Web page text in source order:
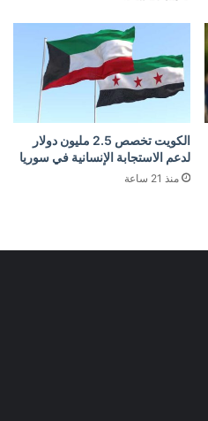
الكويت تخصص 2.5 مليون دولار
لدعم الاستجابة الإنسانية في سوريا
منذ 21 ساعة